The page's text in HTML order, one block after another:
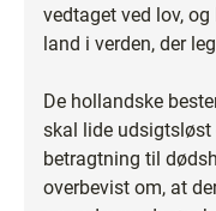
vedtaget ved lov,
land i verden, der
De hollandske
skal lide
betragtning til
overbevist om, at